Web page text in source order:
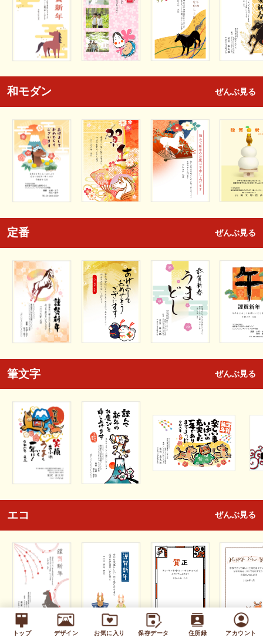
トップ デザイン お気に入り 保存データ 住所録 アカウント
和モダン ぜんぶ見る
定番 ぜんぶ見る
筆文字 ぜんぶ見る
エコ ぜんぶ見る